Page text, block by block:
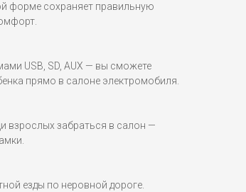
форме сохраняет правильную
USB, SD, AUX — вы сможете
прямо в салоне электромобиля.
забраться в салон —
езды по неровной дороге.